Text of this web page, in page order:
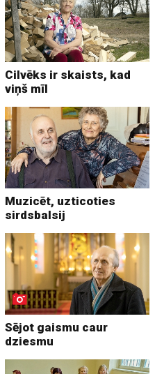
Cilvēks ir skaists, kad
viņš mīl
Muzicēt, uzticoties
sirdsbalsij
Sējot gaismu caur
dziesmu